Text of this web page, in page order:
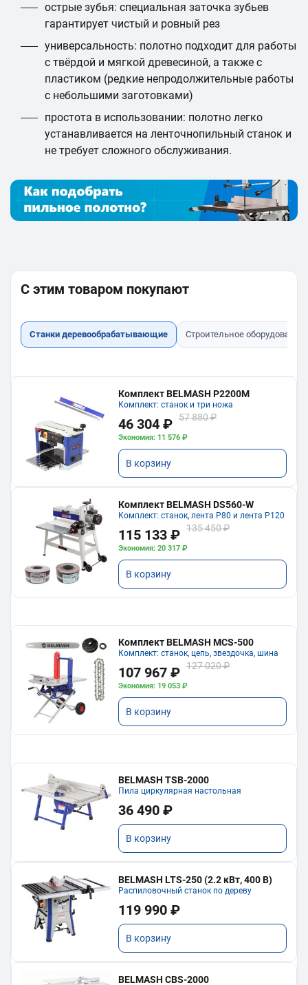
острые зубья: специальная заточка зубьев
гарантирует чистый и ровный рез
универсальность: полотно подходит для работы
с твёрдой и мягкой древесиной, а также с
пластиком (редкие непродолжительные работы
с небольшими заготовками)
простота в использовании: полотно легко
устанавливается на ленточнопильный станок и
не требует сложного обслуживания.
С этим товаром покупают
Станки деревообрабатывающие Строительное оборудование
Комплект BELMASH P2200M
Комплект: станок и три ножа
46 304 ₽ 57 880 ₽
Экономия: 11 576 ₽
В корзину
Комплект BELMASH DS560-W
Комплект: станок, лента P80 и лента P120
115 133 ₽ 135 450 ₽
Экономия: 20 317 ₽
В корзину
Комплект BELMASH MCS-500
Комплект: станок, цепь, звездочка, шина
107 967 ₽ 127 020 ₽
Экономия: 19 053 ₽
В корзину
BELMASH TSB-2000
Пила циркулярная настольная
36 490 ₽
В корзину
BELMASH LTS-250 (2.2 кВт, 400 В)
Распиловочный станок по дереву
119 990 ₽
В корзину
BELMASH CBS-2000